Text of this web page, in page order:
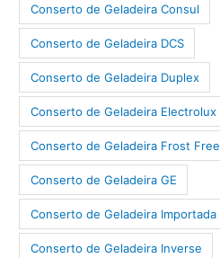
Conserto de Geladeira Consul
Conserto de Geladeira DCS
Conserto de Geladeira Duplex
Conserto de Geladeira Electrolux
Conserto de Geladeira Frost Free
Conserto de Geladeira GE
Conserto de Geladeira Importada
Conserto de Geladeira Inverse